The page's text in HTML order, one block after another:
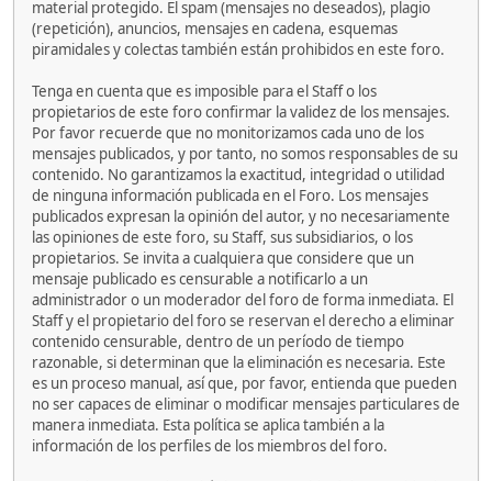
material protegido. El spam (mensajes no deseados), plagio
(repetición), anuncios, mensajes en cadena, esquemas
piramidales y colectas también están prohibidos en este foro.
Tenga en cuenta que es imposible para el Staff o los
propietarios de este foro confirmar la validez de los mensajes.
Por favor recuerde que no monitorizamos cada uno de los
mensajes publicados, y por tanto, no somos responsables de su
contenido. No garantizamos la exactitud, integridad o utilidad
de ninguna información publicada en el Foro. Los mensajes
publicados expresan la opinión del autor, y no necesariamente
las opiniones de este foro, su Staff, sus subsidiarios, o los
propietarios. Se invita a cualquiera que considere que un
mensaje publicado es censurable a notificarlo a un
administrador o un moderador del foro de forma inmediata. El
Staff y el propietario del foro se reservan el derecho a eliminar
contenido censurable, dentro de un período de tiempo
razonable, si determinan que la eliminación es necesaria. Este
es un proceso manual, así que, por favor, entienda que pueden
no ser capaces de eliminar o modificar mensajes particulares de
manera inmediata. Esta política se aplica también a la
información de los perfiles de los miembros del foro.